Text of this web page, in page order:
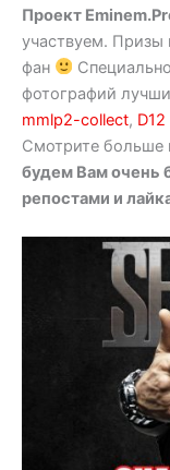
Проект
участвуем.
фан
фотографий
mmlp2-collect,
Смотрите больше
будем Вам очень
репостами и